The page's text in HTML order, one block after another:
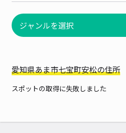
愛知県あま市七宝町安松の住所
スポットの取得に失敗しました